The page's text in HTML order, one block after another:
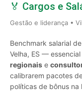
🏅 Cargos e
Gestão e liderança •
Benchmark salarial
Velha, ES —
regionais e
calibrarem pacotes
políticas de bônus na